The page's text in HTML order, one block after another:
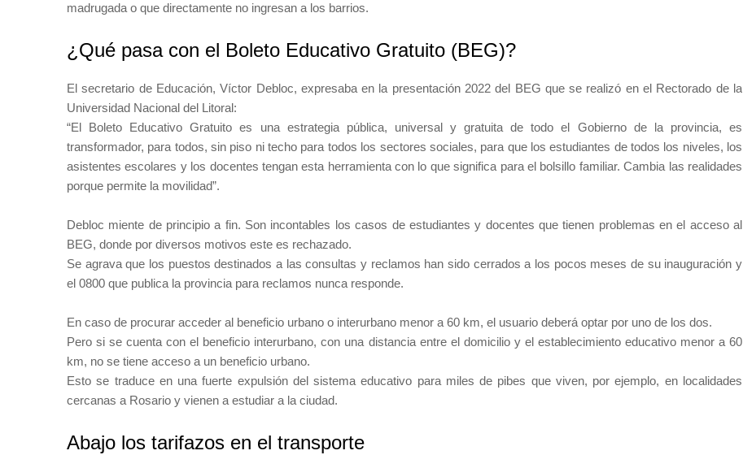
madrugada o que directamente no ingresan a los barrios.
¿Qué pasa con el Boleto Educativo Gratuito (BEG)?
El secretario de Educación, Víctor Debloc, expresaba en la presentación 2022 del BEG que se realizó en el Rectorado de la
Universidad Nacional del Litoral:
“El Boleto Educativo Gratuito es una estrategia pública, universal y gratuita de todo el Gobierno de la provincia, es
transformador, para todos, sin piso ni techo para todos los sectores sociales, para que los estudiantes de todos los niveles, los
asistentes escolares y los docentes tengan esta herramienta con lo que significa para el bolsillo familiar. Cambia las realidades
porque permite la movilidad”.
Debloc miente de principio a fin. Son incontables los casos de estudiantes y docentes que tienen problemas en el acceso al
BEG, donde por diversos motivos este es rechazado.
Se agrava que los puestos destinados a las consultas y reclamos han sido cerrados a los pocos meses de su inauguración y
el 0800 que publica la provincia para reclamos nunca responde.
En caso de procurar acceder al beneficio urbano o interurbano menor a 60 km, el usuario deberá optar por uno de los dos.
Pero si se cuenta con el beneficio interurbano, con una distancia entre el domicilio y el establecimiento educativo menor a 60
km, no se tiene acceso a un beneficio urbano.
Esto se traduce en una fuerte expulsión del sistema educativo para miles de pibes que viven, por ejemplo, en localidades
cercanas a Rosario y vienen a estudiar a la ciudad.
Abajo los tarifazos en el transporte